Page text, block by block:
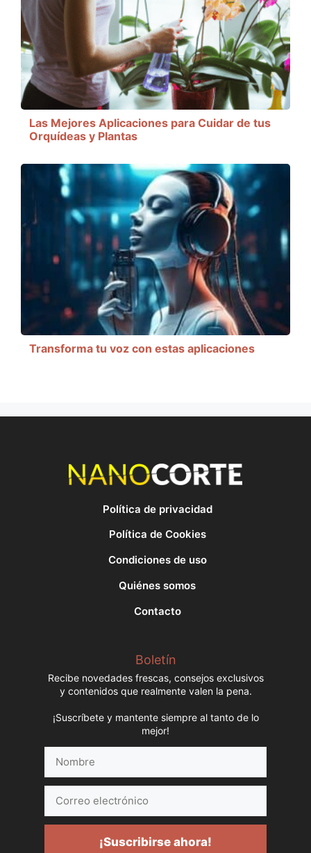
Las Mejores Aplicaciones para Cuidar de tus
Orquídeas y Plantas
Transforma tu voz con estas aplicaciones
Política de privacidad
Política de Cookies
Condiciones de uso
Quiénes somos
Contacto
Boletín
Recibe novedades frescas, consejos exclusivos
y contenidos que realmente valen la pena.
¡Suscríbete y mantente siempre al tanto de lo
mejor!
electrónico
¡Suscribirse ahora!